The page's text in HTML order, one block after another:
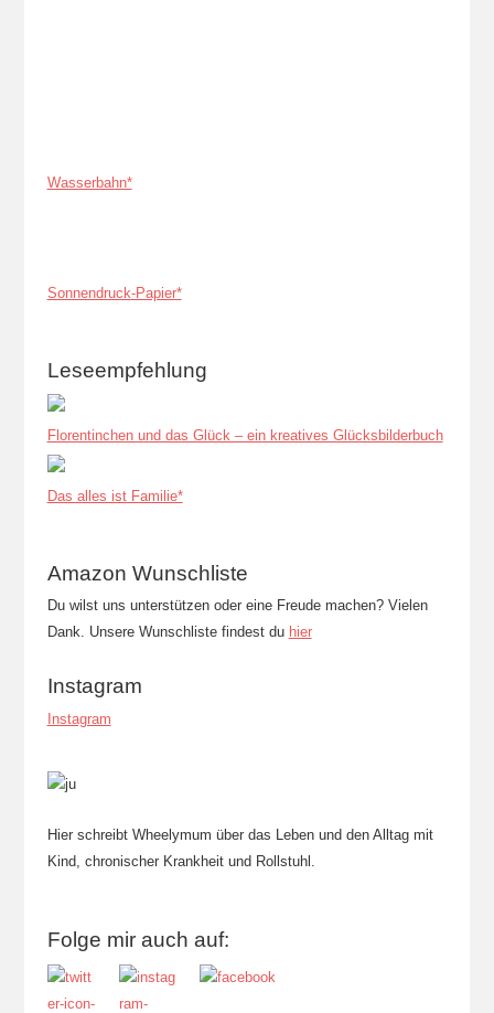
Wasserbahn*
Sonnendruck-Papier*
Leseempfehlung
Florentinchen und das Glück – ein kreatives Glücksbilderbuch
Das alles ist Familie*
Amazon Wunschliste
Du wilst uns unterstützen oder eine Freude machen? Vielen
Dank. Unsere Wunschliste findest du hier
Instagram
Instagram
Hier schreibt Wheelymum über das Leben und den Alltag mit
Kind, chronischer Krankheit und Rollstuhl.
Folge mir auch auf: